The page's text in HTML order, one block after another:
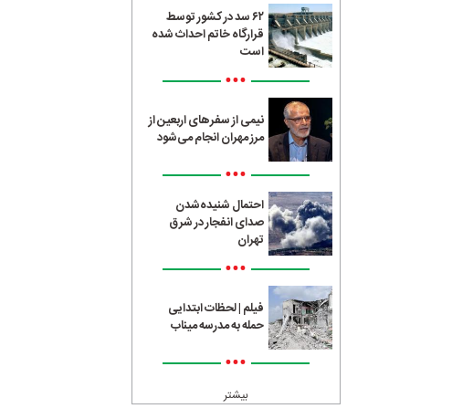
۶۲ سد در کشور توسط
قرارگاه خاتم احداث شده
است
•••
نیمی از سفرهای اربعین از
مرز مهران انجام می‌شود
•••
احتمال شنیده‌شدن
صدای انفجار در شرق
تهران
•••
فیلم | لحظات ابتدایی
حمله به مدرسه میناب
•••
بیشتر